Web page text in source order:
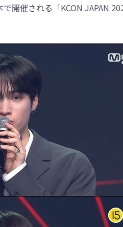
開催される「KCON JAPAN